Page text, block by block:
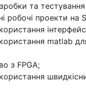
та
робочі проекти на
matlab
з FPGA;